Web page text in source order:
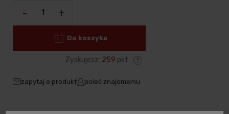
- +
Do koszyka
Zyskujesz: 259 pkt
zapytaj o produkt poleć znajomemu